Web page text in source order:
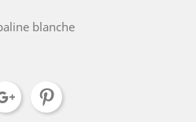
blanche